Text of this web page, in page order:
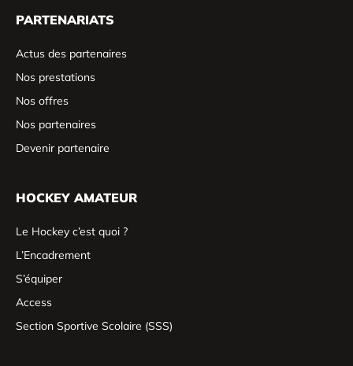
PARTENARIATS
Actus des partenaires
Nos prestations
Nos offres
Nos partenaires
Devenir partenaire
HOCKEY AMATEUR
Le Hockey c’est quoi ?
L’Encadrement
S’équiper
Access
Section Sportive Scolaire (SSS)